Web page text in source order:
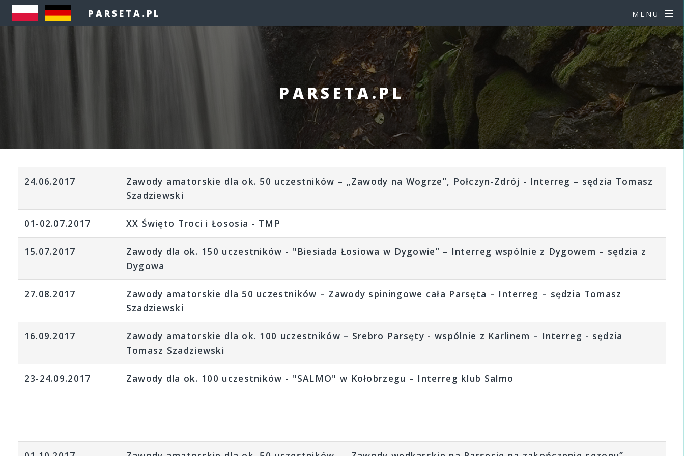
PARSETA.PL MENU
PARSETA.PL
24.06.2017
Zawody amatorskie dla ok. 50 uczestników – „Zawody na Wogrze”, Połczyn-Zdrój - Interreg – sędzia Tomasz
Szadziewski
01-02.07.2017 XX Święto Troci i Łososia - TMP
15.07.2017
Zawody dla ok. 150 uczestników - "Biesiada Łosiowa w Dygowie” – Interreg wspólnie z Dygowem – sędzia z
Dygowa
27.08.2017
Zawody amatorskie dla 50 uczestników – Zawody spiningowe cała Parsęta – Interreg – sędzia Tomasz
Szadziewski
16.09.2017
Zawody amatorskie dla ok. 100 uczestników – Srebro Parsęty - wspólnie z Karlinem – Interreg - sędzia
Tomasz Szadziewski
23-24.09.2017 Zawody dla ok. 100 uczestników - "SALMO" w Kołobrzegu – Interreg klub Salmo